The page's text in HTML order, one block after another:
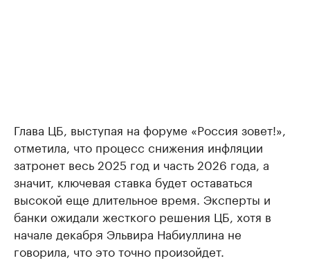
Глава ЦБ, выступая на форуме «Россия зовет!»,
отметила, что процесс снижения инфляции
затронет весь 2025 год и часть 2026 года, а
значит, ключевая ставка будет оставаться
высокой еще длительное время. Эксперты и
банки ожидали жесткого решения ЦБ, хотя в
начале декабря Эльвира Набиуллина не
говорила, что это точно произойдет.